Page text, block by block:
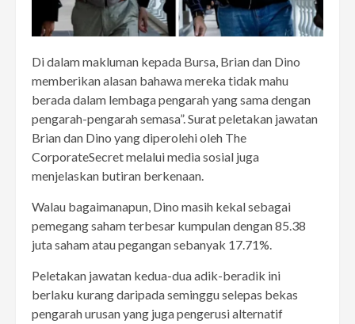
Di dalam makluman kepada Bursa, Brian dan Dino
memberikan alasan bahawa mereka tidak mahu
berada dalam lembaga pengarah yang sama dengan
pengarah-pengarah semasa”. Surat peletakan jawatan
Brian dan Dino yang diperolehi oleh The
CorporateSecret melalui media sosial juga
menjelaskan butiran berkenaan.
Walau bagaimanapun, Dino masih kekal sebagai
pemegang saham terbesar kumpulan dengan 85.38
juta saham atau pegangan sebanyak 17.71%.
Peletakan jawatan kedua-dua adik-beradik ini
berlaku kurang daripada seminggu selepas bekas
pengarah urusan yang juga pengerusi alternatif